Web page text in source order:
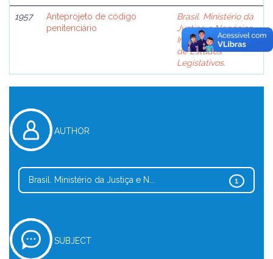
1957
Anteprojeto de código
penitenciário
Brasil. Ministério da
Justiça e Negócios
Interiores. Comissão
de Estudos
Legislativos.
AUTHOR
1
Brasil. Ministério da Justiça e N...
SUBJECT